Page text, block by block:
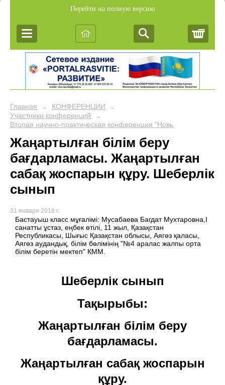
Перейти на полную версию
Главная → КОНФЕРЕНЦИИ →
Участники конференций →
Вторая научно-практическая конференция "Новые подходы в
Жаңартылған білім беру
бағдарламасы. Жаңартылған
сабақ жоспарын құру. Шеберлік
сынып
31 января 2018 г.
Бастауыш класс мұғалімі: Мусабаева Багдат Мухтаровна,І
санатты ұстаз, еңбек өтілі, 11 жыл, Қазақстан
Республикасы, Шығыс Қазақстан облысы, Аягөз қаласы,
Аягөз аудандық, білім бөлімінің "№4 аралас жалпы орта
білім беретін мектеп" КММ.
Шеберлік сынып
Тақырыбы:
Жаңартылған білім беру
бағдарламасы.
Жаңартылған сабақ жоспарын
құру.